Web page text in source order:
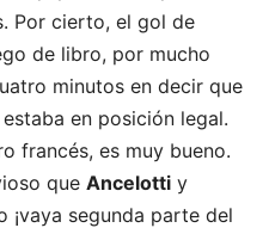
Por cierto, el gol de
de libro, por mucho
minutos en decir que
en posición legal.
francés, es muy bueno.
que Ancelotti y
¡vaya segunda parte del